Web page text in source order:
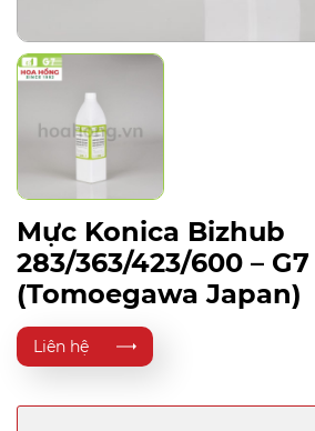
Mực Konica Bizhub
283/363/423/600 – G7
(Tomoegawa Japan)
Liên hệ